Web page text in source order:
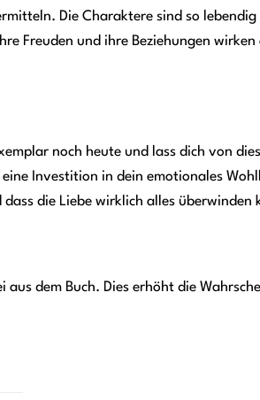
Die Charaktere sind so
Freuden und ihre Beziehungen
noch heute und lass dich von
Investition in dein emotionales
die Liebe wirklich alles überwinden
dem Buch. Dies erhöht die